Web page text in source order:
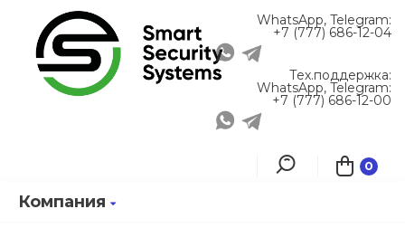
Компания
0
WhatsApp, Telegram:
+7 (777) 686-12-04
Тех.поддержка:
WhatsApp, Telegram:
+7 (777) 686-12-00